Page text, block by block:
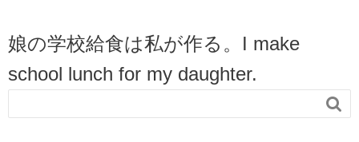
娘の学校給食は私が作る。I make
school lunch for my daughter.
